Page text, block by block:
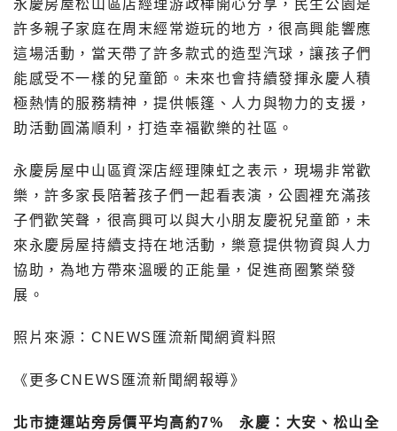
永慶房屋松山區店經理游政樺開心分享，民生公園是
許多親子家庭在周末經常遊玩的地方，很高興能響應
這場活動，當天帶了許多款式的造型汽球，讓孩子們
能感受不一樣的兒童節。未來也會持續發揮永慶人積
極熱情的服務精神，提供帳篷、人力與物力的支援，
助活動圓滿順利，打造幸福歡樂的社區。
永慶房屋中山區資深店經理陳虹之表示，現場非常歡
樂，許多家長陪著孩子們一起看表演，公園裡充滿孩
子們歡笑聲，很高興可以與大小朋友慶祝兒童節，未
來永慶房屋持續支持在地活動，樂意提供物資與人力
協助，為地方帶來溫暖的正能量，促進商圈繁榮發
展。
照片來源：CNEWS匯流新聞網資料照
《更多CNEWS匯流新聞網報導》
北市捷運站旁房價平均高約7% 永慶：大安、松山全